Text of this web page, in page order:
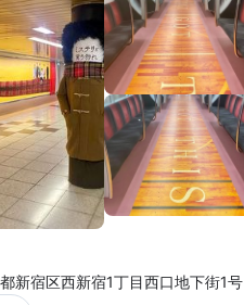
新宿区西新宿1丁目西口地下街1号